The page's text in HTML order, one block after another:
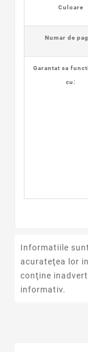
Culoare
Numar de
Garantat sa
cu:
Informatiile
acurateţea lor
conţine
informativ.